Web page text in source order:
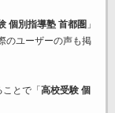
個別指導塾 首都圏 」
のユーザーの声も掲
とで「 高校受験 個